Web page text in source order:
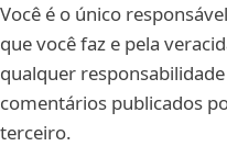
Você é o único
que você faz e pela
qualquer
comentários publicados
terceiro.